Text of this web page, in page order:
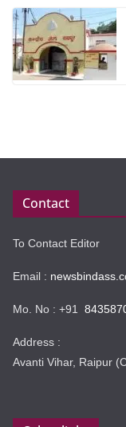
Contact
To Contact Editor
Email :
Mo. No : +91
Address :
Avanti Vihar, Raipur